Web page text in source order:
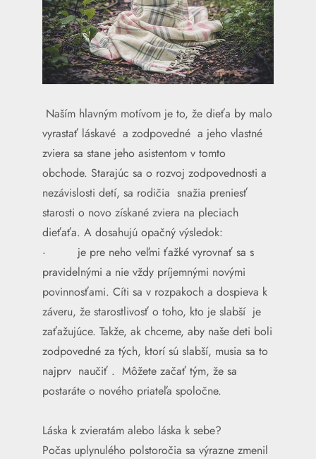
Naším hlavným motívom je to, že dieťa by malo
vyrastať láskavé a zodpovedné a jeho vlastné
zviera sa stane jeho asistentom v tomto
obchode. Starajúc sa o rozvoj zodpovednosti a
nezávislosti detí, sa rodičia snažia preniesť
starosti o novo získané zviera na pleciach
dieťaťa. A dosahujú opačný výsledok:
· je pre neho veľmi ťažké vyrovnať sa s
pravidelnými a nie vždy príjemnými novými
povinnosťami. Cíti sa v rozpakoch a dospieva k
záveru, že starostlivosť o toho, kto je slabší je
zaťažujúce. Takže, ak chceme, aby naše deti boli
zodpovedné za tých, ktorí sú slabší, musia sa to
najprv naučiť . Môžete začať tým, že sa
postaráte o nového priateľa spoločne.
Láska k zvieratám alebo láska k sebe?
Počas uplynulého polstoročia sa výrazne zmenil